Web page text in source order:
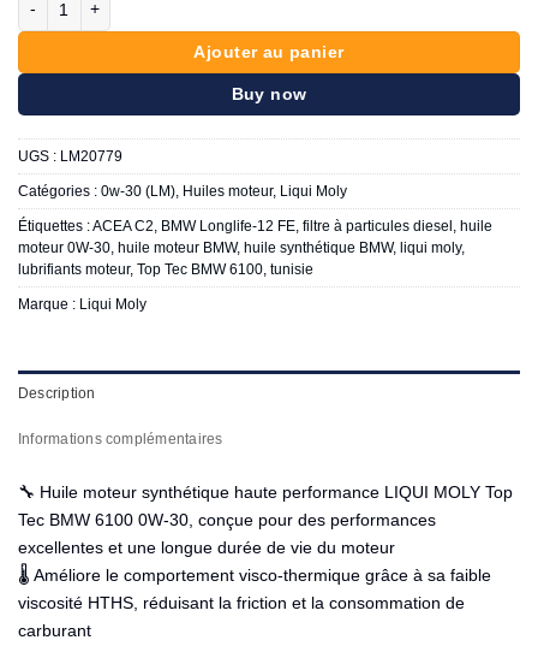
Ajouter au panier
Buy now
UGS : LM20779
Catégories : 0w-30 (LM) Huiles moteur, Liqui Moly
Étiquettes :ACEA C2 BMW Longlife-12 FE filtre à particules diesel
huile
moteur 0W-30 huile moteur BMW, huile synthétique BMW, liqui moly,
lubrifiants moteur, Top Tec BMW 6100 tunisie
Marque : Liqui Moly
Description
Informations complémentaires
🔧 Huile moteur synthétique haute performance LIQUI MOLY Top
Tec BMW 6100 0W-30, conçue pour des performances
excellentes et une longue durée de vie du moteur
🌡️ Améliore le comportement visco-thermique grâce à sa faible
viscosité HTHS, réduisant la friction et la consommation de
carburant